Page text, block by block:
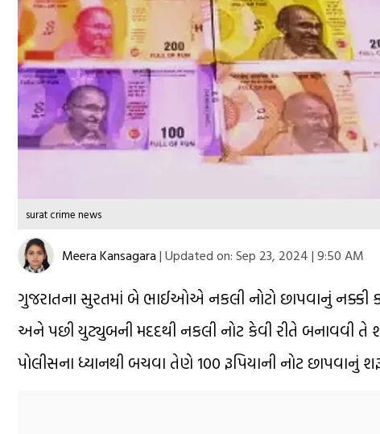
surat crime news
Meera Kansagara | Updated on: Sep 23, 2024 | 9:50 AM
ગુજરાતના સુરતમાં બે ભાઈઓએ નકલી નોટો છાપવાનું
અને પછી યુટ્યુબની મદદથી નકલી નોટ કેવી રીતે બનાવવી તે
પોલીસના ધ્યાનથી બચવા તેણે 100 રૂપિયાની નોટ છાપવાનું